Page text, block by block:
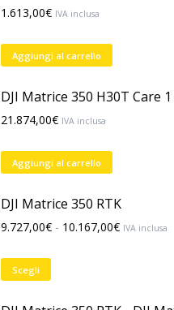
1.613,00€ IVA inclusa
Aggiungi al carrello
DJI Matrice 350 H30T Care
21.874,00€ IVA inclusa
Aggiungi al carrello
DJI Matrice 350 RTK
9.727,00€ - 10.167,00€Fascia
9.727,00€
IVA inclusa
Scegli
ha